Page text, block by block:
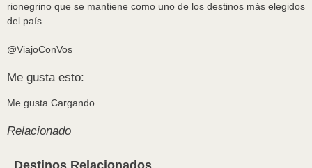
rionegrino que se mantiene como uno de los destinos más elegidos
del país.
@ViajoConVos
Me gusta esto:
Me gusta Cargando…
Relacionado
Destinos Relacionados